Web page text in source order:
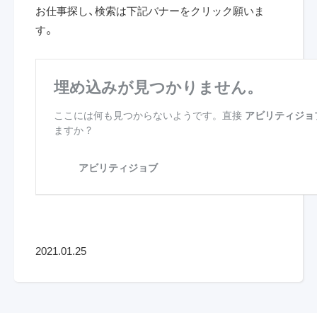
お仕事探し、検索は下記バナーをクリック願いま
す。
2021.01.25